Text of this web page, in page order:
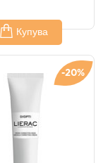
Купува
-20%